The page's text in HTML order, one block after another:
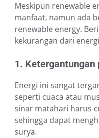
Meskipun renewable
manfaat, namun ada
renewable energy.
kekurangan dari
1.
Energi ini sangat
seperti cuaca atau
sinar matahari harus
sehingga dapat
surya.